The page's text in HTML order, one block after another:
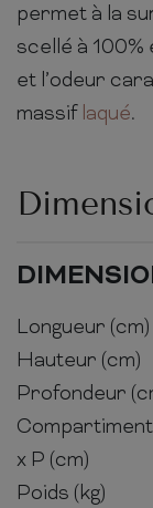
permet à la
scellé à
et l’odeur
massif laqué.
Longueur (cm)
Hauteur (cm)
Profondeur
x P (cm)
Poids (kg)